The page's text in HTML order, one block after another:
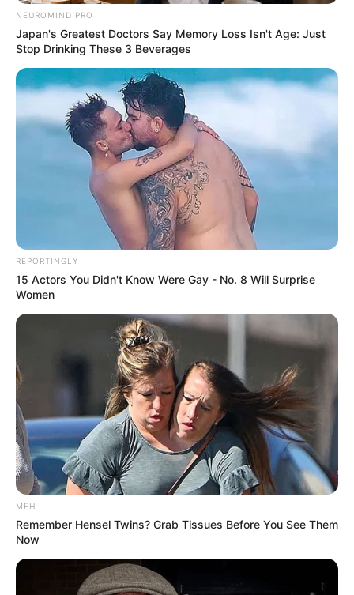
NEUROMIND PRO
Japan's Greatest Doctors Say Memory Loss Isn't Age: Just
Stop Drinking These 3 Beverages
REPORTINGLY
15 Actors You Didn't Know Were Gay - No. 8 Will Surprise
Women
MFH
Remember Hensel Twins? Grab Tissues Before You See Them
Now